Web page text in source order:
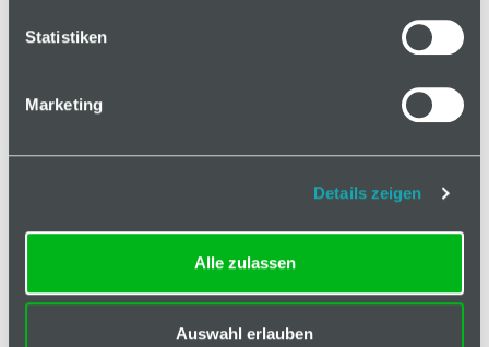
Statistiken
Marketing
Details zeigen
Alle zulassen
Auswahl erlauben
Kugelkopf
Name